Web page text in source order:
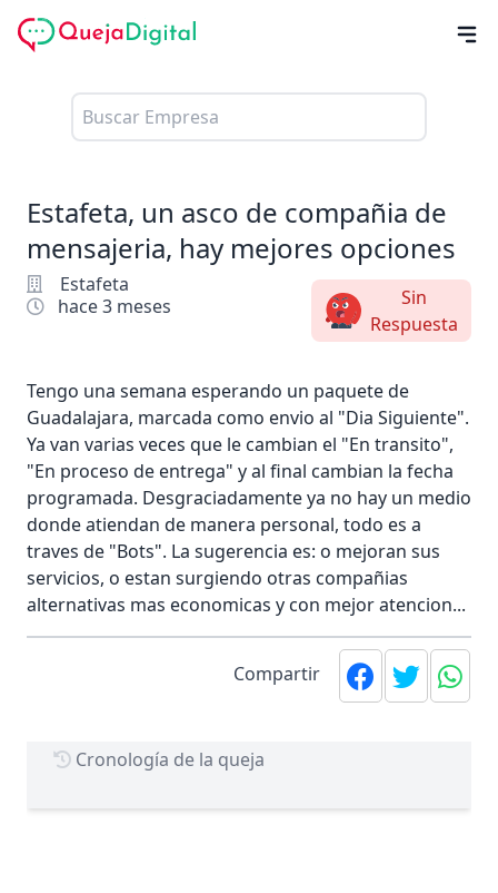
Estafeta, un asco de compañia de
mensajeria, hay mejores opciones
Estafeta
hace 3 meses
Sin
Respuesta
Tengo una semana esperando un paquete de
Guadalajara, marcada como envio al "Dia Siguiente".
Ya van varias veces que le cambian el "En transito",
"En proceso de entrega" y al final cambian la fecha
programada. Desgraciadamente ya no hay un medio
donde atiendan de manera personal, todo es a
traves de "Bots". La sugerencia es: o mejoran sus
servicios, o estan surgiendo otras compañias
alternativas mas economicas y con mejor atencion...
Compartir
Cronología de la queja